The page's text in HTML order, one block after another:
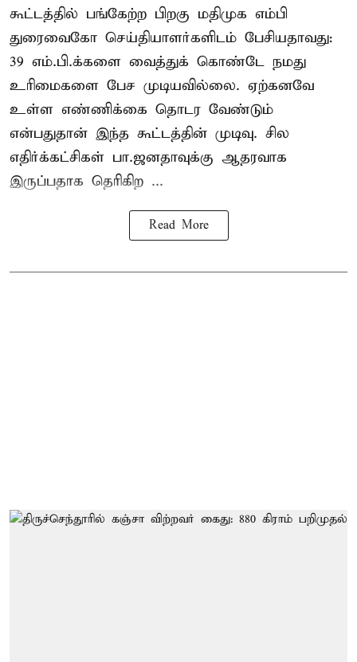
கூட்டத்தில் பங்கேற்ற பிறகு மதிமுக எம்பி
துரைவைகோ செய்தியாளர்களிடம் பேசியதாவது:
39 எம்.பி.க்களை வைத்துக் கொண்டே நமது
உரிமைகளை பேச முடியவில்லை. ஏற்கனவே
உள்ள எண்ணிக்கை தொடர வேண்டும்
என்பதுதான் இந்த கூட்டத்தின் முடிவு. சில
எதிர்க்கட்சிகள் பா.ஜனதாவுக்கு ஆதரவாக
இருப்பதாக தெரிகிற ...
Read More